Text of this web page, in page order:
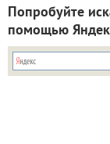
Попробуйте
помощью